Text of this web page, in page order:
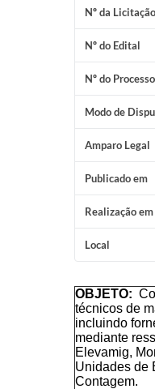
Nº da Licitação
Nº do Edital
Nº do Processo
Modo de
Amparo Legal
Publicado em
Realização em
Local
OBJETO:
técnicos de
incluindo
mediante
Elevamig,
Unidades de
Contagem.